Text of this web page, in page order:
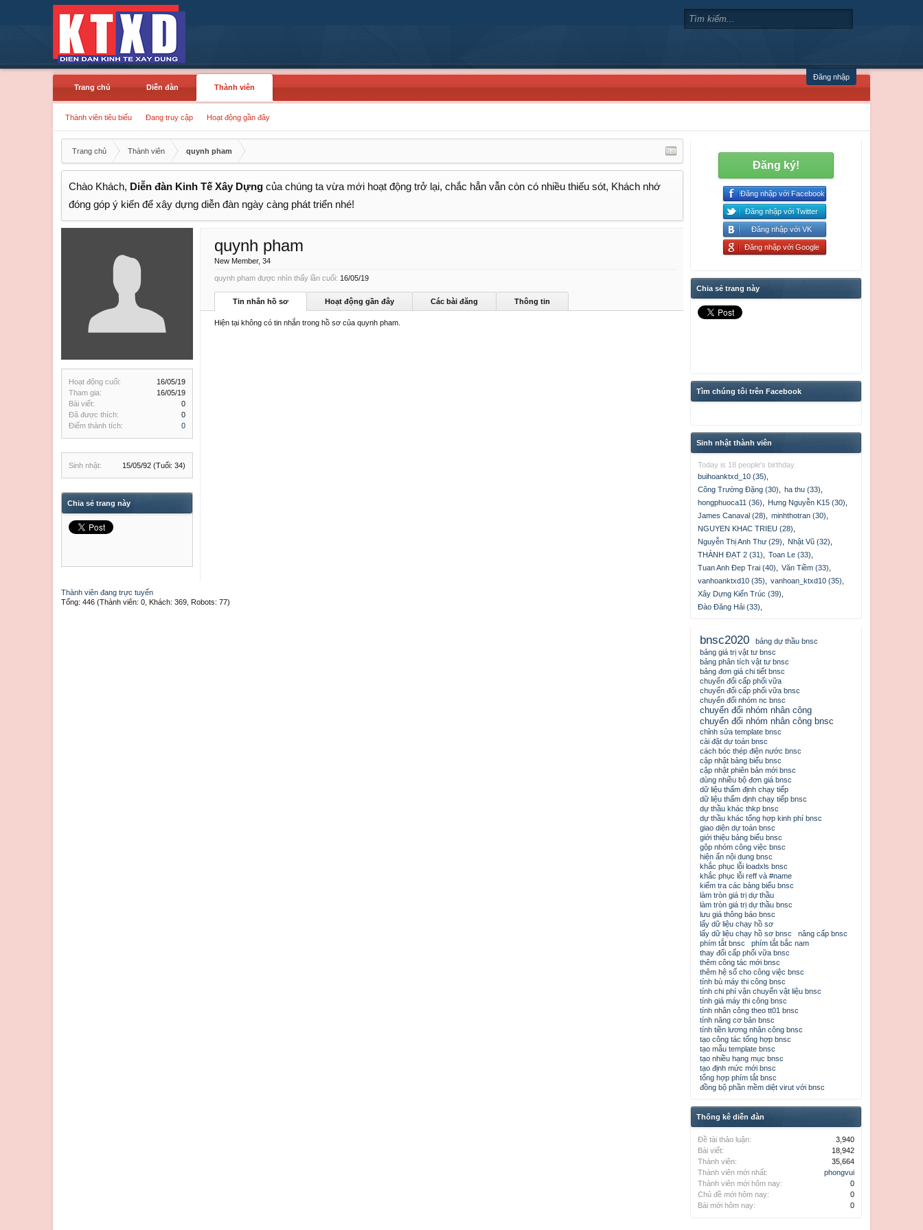
Đăng nhập
Trang chủ
Diễn đàn Thành viên
Thành viên tiêu biểu Đang truy cập Hoạt động gần đây
Trang chủ Thành viên quynh pham
Chào Khách, Diễn đàn Kinh Tế Xây Dựng của chúng ta vừa mới hoạt động trở lại, chắc hẳn vẫn còn có nhiều thiếu sót, Khách nhớ
đóng góp ý kiến để xây dựng diễn đàn ngày càng phát triển nhé!
Hoạt động cuối:
16/05/19
Tham gia:
16/05/19
Bài viết:
0
Đã được thích:
0
Điểm thành tích:
0
Sinh nhật: 15/05/92 (Tuổi: 34)
Chia sẻ trang này
quynh pham
New Member, 34
quynh pham được nhìn thấy lần cuối: 16/05/19
Tin nhắn hồ sơ Hoạt động gần đây Các bài đăng Thông tin
Hiện tại không có tin nhắn trong hồ sơ của quynh pham.
Thành viên đang trực tuyến
Tổng: 446 (Thành viên: 0, Khách: 369, Robots: 77)
Đăng ký!
Đăng nhập với Facebook
Đăng nhập với Twitter
Đăng nhập với VK
Đăng nhập với Google
Chia sẻ trang này
Tìm chúng tôi trên Facebook
Sinh nhật thành viên
Today is 18 people's birthday.
buihoanktxd_10 (35)
Công Trường Đặng (30)
ha thu (33)
hongphuoca11 (36)
Hưng Nguyễn K15 (30)
James Canaval (28)
minhthotran (30)
NGUYEN KHAC TRIEU (28)
Nguyễn Thị Anh Thư (29)
Nhật Vũ (32)
THÀNH ĐẠT 2 (31)
Toan Le (33)
Tuan Anh Đep Trai (40)
Văn Tiềm (33)
vanhoanktxd10 (35)
vanhoan_ktxd10 (35)
Xây Dựng Kiến Trúc (39)
Đào Đăng Hải (33)
bnsc2020
bảng dự thầu bnsc
bảng giá trị vật tư bnsc
bảng phân tích vật tư bnsc
bảng đơn giá chi tiết bnsc
chuyển đổi cấp phối vữa
chuyển đổi cấp phối vữa bnsc
chuyển đổi nhóm nc bnsc
chuyển đổi nhóm nhân công
chuyển đổi nhóm nhân công bnsc
chỉnh sửa template bnsc
cài đặt dự toán bnsc
cách bóc thép điện nước bnsc
cập nhật bảng biểu bnsc
cập nhật phiên bản mới bnsc
dùng nhiều bộ đơn giá bnsc
dữ liệu thẩm định chạy tiếp
dữ liệu thẩm định chạy tiếp bnsc
dự thầu khác thkp bnsc
dự thầu khác tổng hợp kinh phí bnsc
giao diện dự toán bnsc
giới thiệu bảng biểu bnsc
gộp nhóm công việc bnsc
hiện ẩn nội dung bnsc
khắc phục lỗi loadxls bnsc
khắc phục lỗi reff và #name
kiểm tra các bảng biểu bnsc
làm tròn giá trị dự thầu
làm tròn giá trị dự thầu bnsc
lưu giá thông báo bnsc
lấy dữ liệu chạy hồ sơ
lấy dữ liệu chạy hồ sơ bnsc
nâng cấp bnsc
phím tắt bnsc
phím tắt bắc nam
thay đổi cấp phối vữa bnsc
thêm công tác mới bnsc
thêm hệ số cho công việc bnsc
tính bù máy thi công bnsc
tính chi phí vận chuyển vật liệu bnsc
tính giá máy thi công bnsc
tính nhân công theo tt01 bnsc
tính năng cơ bản bnsc
tính tiền lương nhân công bnsc
tạo công tác tổng hợp bnsc
tạo mẫu template bnsc
tạo nhiều hạng mục bnsc
tạo định mức mới bnsc
tổng hợp phím tắt bnsc
đồng bộ phần mềm diệt virut với bnsc
Thống kê diễn đàn
Đề tài thảo luận:
3,940
Bài viết:
18,942
Thành viên:
35,664
Thành viên mới nhất:
phongvui
Thành viên mới hôm nay:
0
Chủ đề mới hôm nay:
0
Bài mới hôm nay:
0